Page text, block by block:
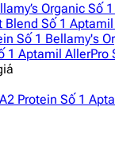
Organic Số 1
Aptamil
Bellamy's
Aptamil AllerPro